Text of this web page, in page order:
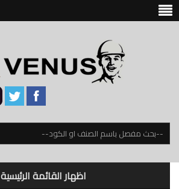
اظهار القائمة الرئيسية